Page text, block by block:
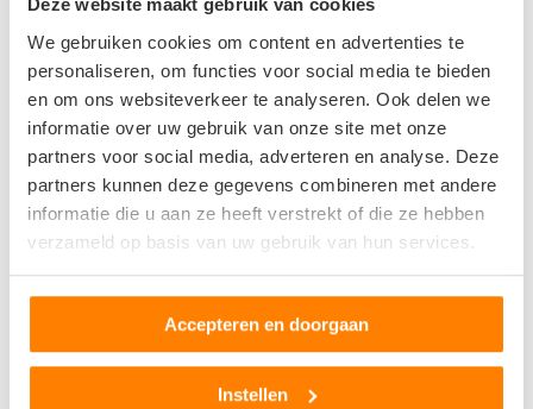
Deze website maakt gebruik van cookies
We gebruiken cookies om content en advertenties te
personaliseren, om functies voor social media te bieden
en om ons websiteverkeer te analyseren. Ook delen we
informatie over uw gebruik van onze site met onze
partners voor social media, adverteren en analyse. Deze
partners kunnen deze gegevens combineren met andere
informatie die u aan ze heeft verstrekt of die ze hebben
verzameld op basis van uw gebruik van hun services.
Accepteren en doorgaan
Instellen
Verkoop je auto aan de dealer of het autobedrijf
Een nieuwe auto koop je meestal bij een dealer of
autobedrijf. Vaak bieden ze hier de mogelijkheid om je oude
auto te verkopen of in te ruilen. Je ontvangt direct een
bepaald bedrag voor je oude auto, waarmee je een nieuwe
kunt aanschaffen. De autodealer is daarom ook een auto
zijn om een nieuw voertuig aan te schaffen en ook direct van
hun oude af willen. Ongeacht de staat, koopt de dealer een